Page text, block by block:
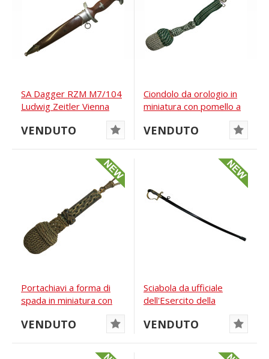
SA Dagger RZM M7/104
Ludwig Zeitler Vienna
VENDUTO
Ciondolo da orologio in
miniatura con pomello a
VENDUTO
Portachiavi a forma di
spada in miniatura con
VENDUTO
Sciabola da ufficiale
dell'Esercito della
VENDUTO